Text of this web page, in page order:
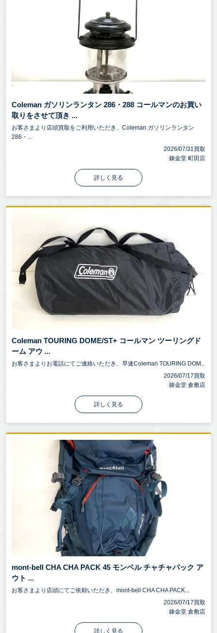
Coleman ガソリンランタン 286・288 コールマンのお買い
取りをさせて頂き ...
お客さまより店頭買取をご利用いただき、Coleman ガソリンランタン
286・...
2026/07/31買取
錬金堂 町田店
詳しく見る
Coleman TOURING DOME/ST+ コールマン ツーリングド
ーム アウ ...
お客さまよりお電話にてご連絡いただき、早速Coleman TOURING DOM...
2026/07/17買取
錬金堂 倉敷店
詳しく見る
mont-bell CHA CHA PACK 45 モンベル チャチャパック ア
ウト ...
お客さまより店頭にてご依頼いただき、mont-bell CHA CHA PACK...
2026/07/17買取
錬金堂 倉敷店
詳しく見る